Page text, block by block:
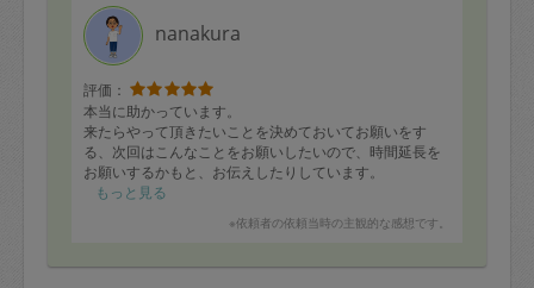
nanakura
評価：
本当に助かっています。
来たらやって頂きたいことを決めておいてお願いをす
る、次回はこんなことをお願いしたいので、時間延長を
お願いするかもと、お伝えしたりしています。
定期的に来て頂いていることもあるのでしょうか、こち
彼女が動いて下さっている間、私も気になっている所を
片づき嬉しい限りです。
もっと見る
※依頼者の依頼当時の主観的な感想です。